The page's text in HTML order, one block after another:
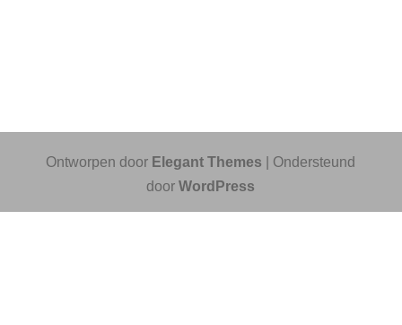
Ontworpen door Elegant Themes | Ondersteund
doorWordPress